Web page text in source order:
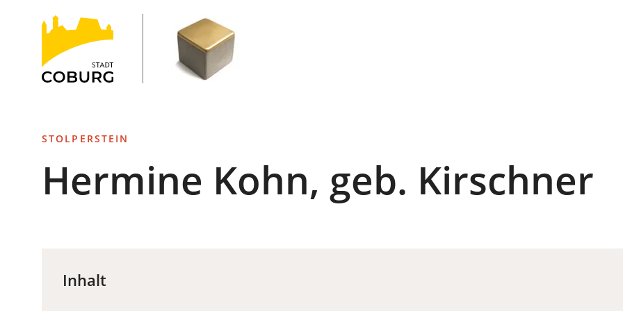
INHALT ANSPRINGEN
Stadt
Coburg
STOLPERSTEIN
Hermine Kohn, geb. Kirschner
Inhalt